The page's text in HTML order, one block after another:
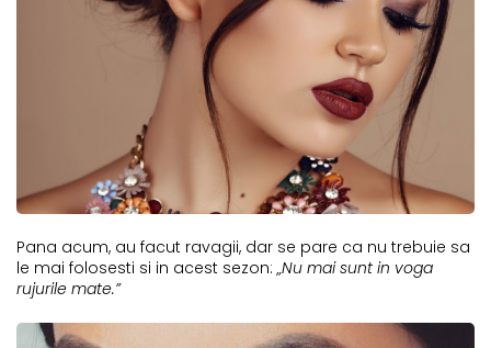
Pana acum, au facut ravagii, dar se pare ca nu trebuie sa
le mai folosesti si in acest sezon: „Nu mai sunt in voga
rujurile mate.”